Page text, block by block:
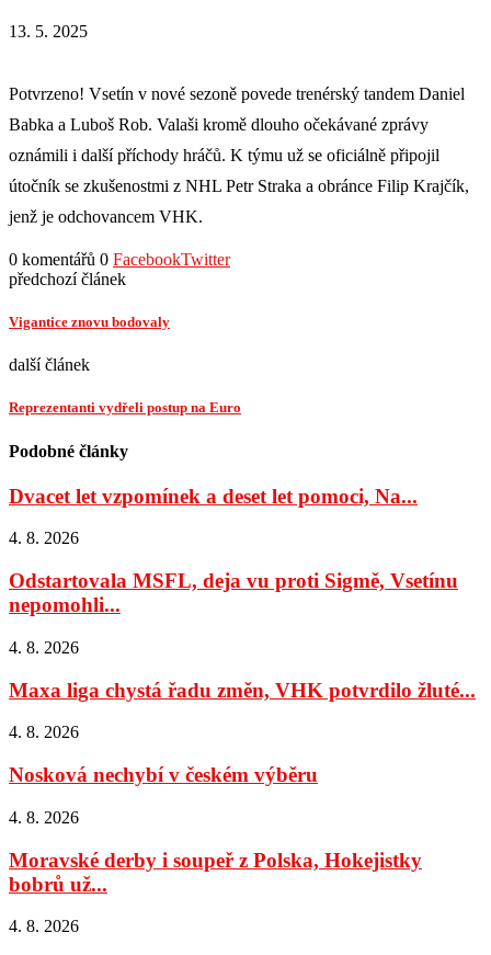
13. 5. 2025
Potvrzeno! Vsetín v nové sezoně povede trenérský tandem Daniel
Babka a Luboš Rob. Valaši kromě dlouho očekávané zprávy
oznámili i další příchody hráčů. K týmu už se oficiálně připojil
útočník se zkušenostmi z NHL Petr Straka a obránce Filip Krajčík,
jenž je odchovancem VHK.
0 komentářů 0 FacebookTwitter
předchozí článek
Vigantice znovu bodovaly
další článek
Reprezentanti vydřeli postup na Euro
Podobné články
Dvacet let vzpomínek a deset let pomoci, Na...
4. 8. 2026
Odstartovala MSFL, deja vu proti Sigmě, Vsetínu
nepomohli...
4. 8. 2026
Maxa liga chystá řadu změn, VHK potvrdilo žluté...
4. 8. 2026
Nosková nechybí v českém výběru
4. 8. 2026
Moravské derby i soupeř z Polska, Hokejistky
bobrů už...
4. 8. 2026